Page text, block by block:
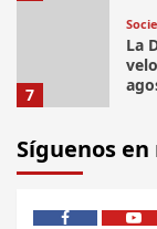
7
La
Síguenos